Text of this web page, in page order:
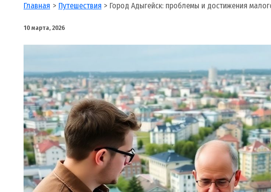
Главная Путешествия Город Адыгейск: проблемы и достижения
10 марта, 2026